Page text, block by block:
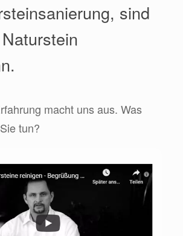
sind
macht uns aus. Was
tun?